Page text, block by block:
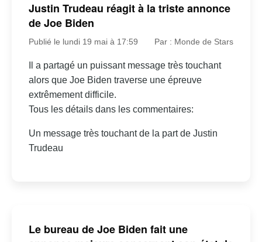
Justin Trudeau réagit à la triste annonce
de Joe Biden
Publié le lundi 19 mai à 17:59 Par : Monde de Stars
Il a partagé un puissant message très touchant
alors que Joe Biden traverse une épreuve
extrêmement difficile.
Tous les détails dans les commentaires:
Un message très touchant de la part de Justin
Trudeau
Le bureau de Joe Biden fait une